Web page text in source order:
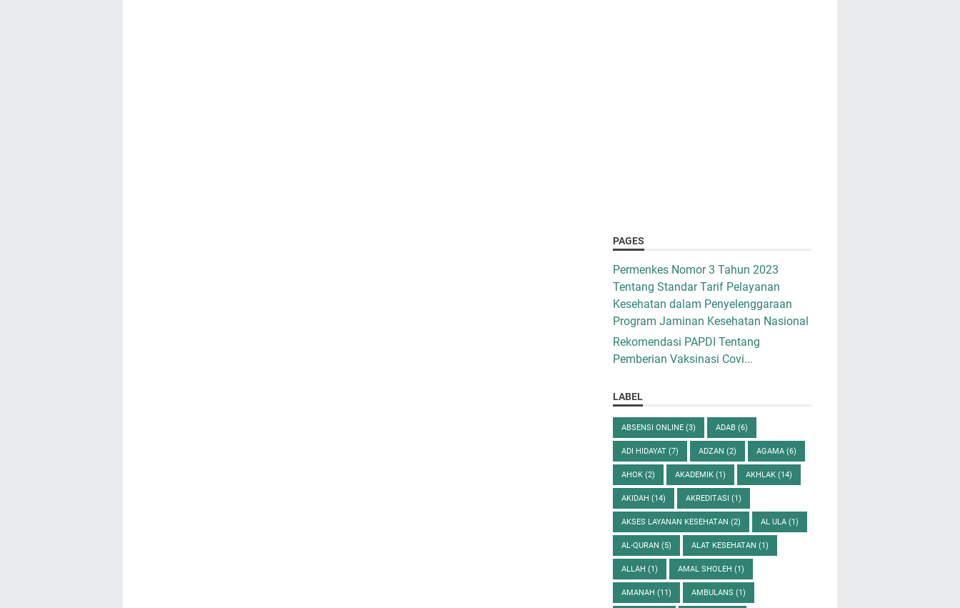
PAGES
Permenkes Nomor 3 Tahun 2023
Tentang Standar Tarif Pelayanan
Kesehatan dalam Penyelenggaraan
Program Jaminan Kesehatan Nasional
Rekomendasi PAPDI Tentang
Pemberian Vaksinasi Covi...
LABEL
ABSENSI ONLINE (3) ADAB (6)
ADI HIDAYAT (7) ADZAN (2) AGAMA (6)
AHOK (2) AKADEMIK (1) AKHLAK (14)
AKIDAH (14) AKREDITASI (1)
AKSES LAYANAN KESEHATAN (2) AL ULA (1)
AL-QURAN (5) ALAT KESEHATAN (1)
ALLAH (1) AMAL SHOLEH (1)
AMANAH (11) AMBULANS (1)